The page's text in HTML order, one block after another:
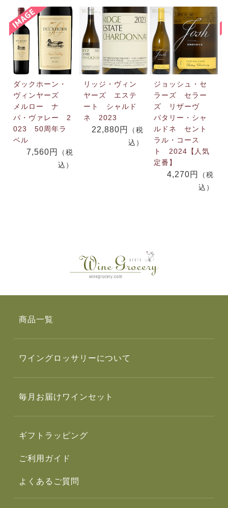
ダックホーン・
ヴィンヤーズ
メルロー ナ
パ・ヴァレー 2
023 50周年ラ
ベル
7,560円
（税
込）
リッジ・ヴィン
ヤーズ エステ
ート シャルド
ネ 2023
22,880円
（税
込）
ジョッシュ・セ
ラーズ セラー
ズ リザーヴ
バタリー・シャ
ルドネ セント
ラル・コース
ト 2024【人気
定番】
4,270円
（税
込）
商品一覧
ワイングロッサリーについて
毎月お届けワインセット
ギフトラッピング
ご利用ガイド
よくあるご質問